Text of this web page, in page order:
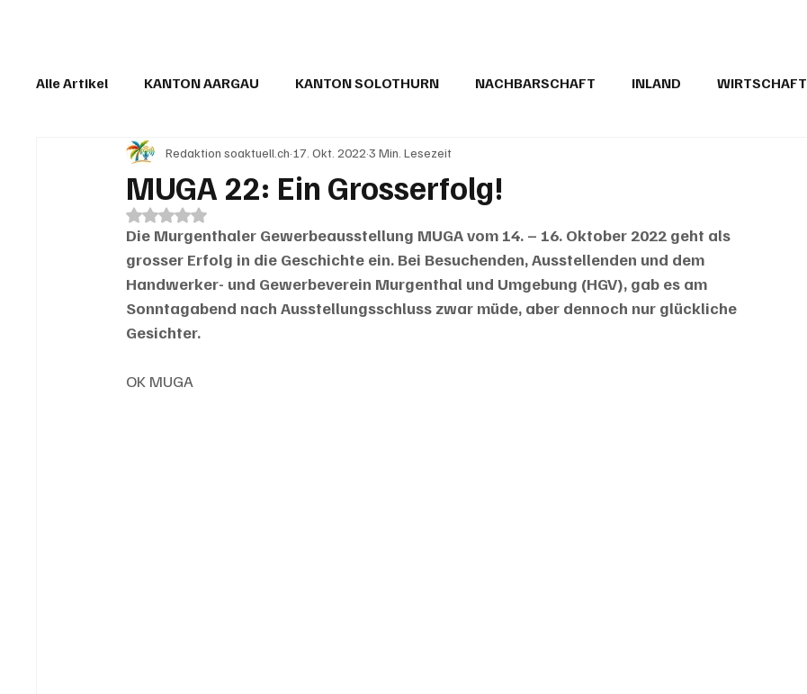
Alle Artikel KANTON AARGAU KANTON SOLOTHURN NACHBARSCHAFT INLAND WIRTSCHAFT
IN EIGENER SACHE KOMMENTARE LESERBRIEFE
MUGA 22: Ein Grosserfolg!
Redaktion soaktuell.ch 17. Okt. 2022 3 Min. Lesezeit
Mit NaN von 5 Sternen bewertet.
Die Murgenthaler Gewerbeausstellung MUGA vom 14. – 16. Oktober 2022 geht als
grosser Erfolg in die Geschichte ein. Bei Besuchenden, Ausstellenden und dem
Handwerker- und Gewerbeverein Murgenthal und Umgebung (HGV), gab es am
Sonntagabend nach Ausstellungsschluss zwar müde, aber dennoch nur glückliche
Gesichter.
OK MUGA